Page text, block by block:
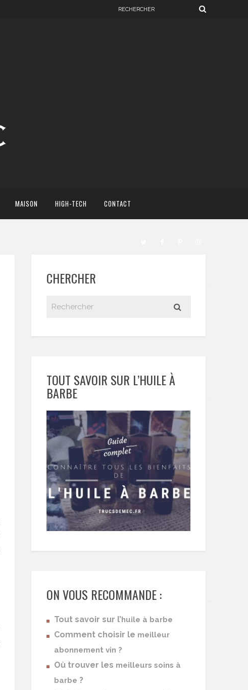
MAISON HIGH-TECH CONTACT
CHERCHER
TOUT SAVOIR SUR L’HUILE À
BARBE
ON VOUS RECOMMANDE :
Tout savoir sur l’ huile à barbe
Comment choisir le meilleur
abonnement vin ?
Où trouver les meilleurs soins à
barbe ?